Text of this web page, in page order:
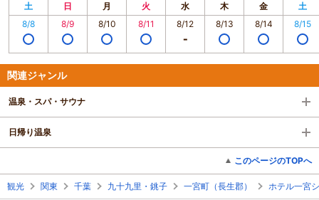
土 日 月 火 水 木 金
土
8/8
8/9 8/10 8/11 8/12 8/13 8/14 8/15
関連ジャンル
温泉・スパ・サウナ
日帰り温泉
このページのTOPへ
観光 関東 千葉 九十九里・銚子 一宮町（長生郡） ホテル一宮